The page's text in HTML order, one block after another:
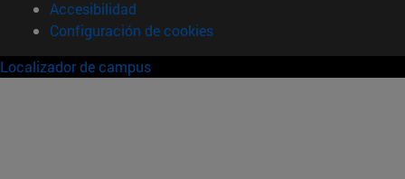
Accesibilidad
Configuración de cookies
Localizador de campus